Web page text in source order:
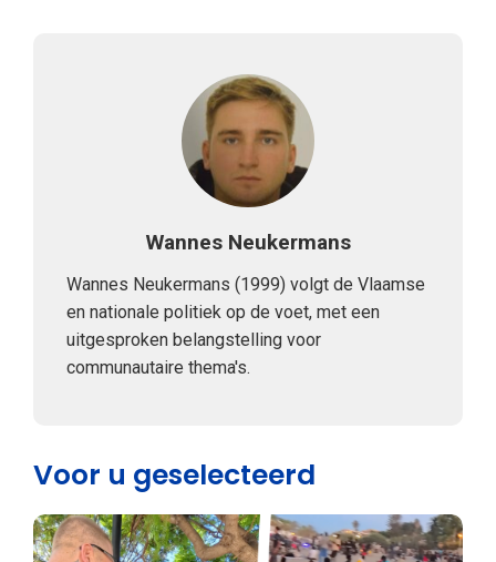
Wannes Neukermans
Wannes Neukermans (1999) volgt de Vlaamse
en nationale politiek op de voet, met een
uitgesproken belangstelling voor
communautaire thema's.
Voor u geselecteerd